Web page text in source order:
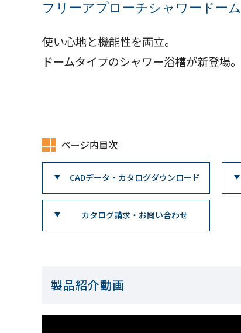
フリーアプローチシャワードーム
使い心地と機能性を両立。
ドームタイプのシャワー浴槽が新登場。
ページ内目次
CADデータ・カタログダウンロード
カタログ請求・お問い合わせ
製品紹介動画